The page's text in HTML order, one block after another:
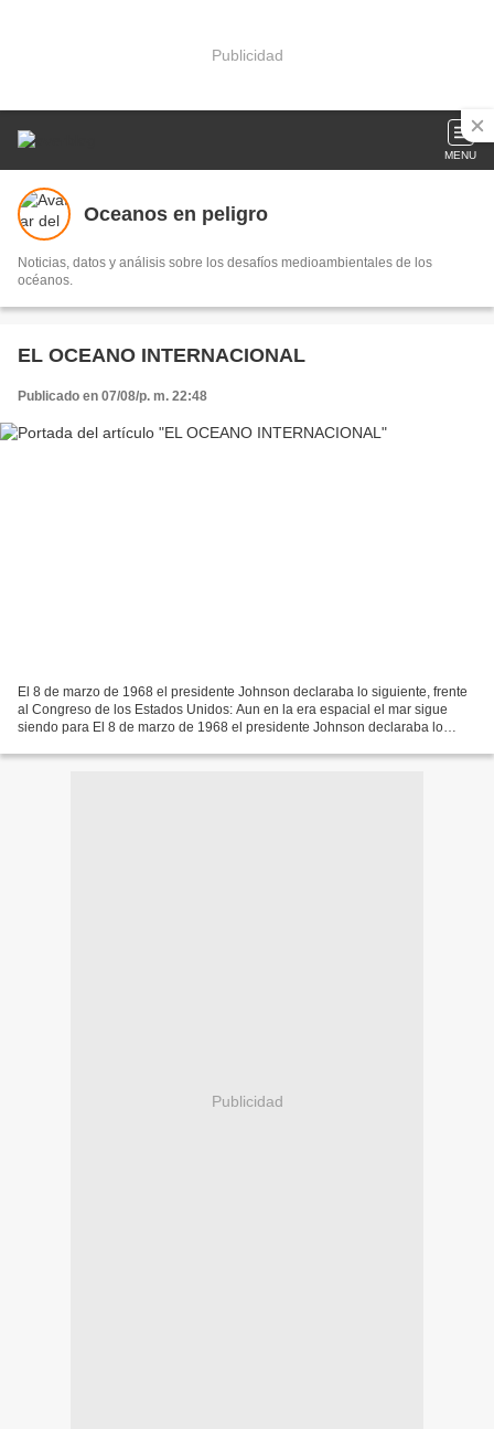
Publicidad
MENU
Oceanos en peligro
Noticias, datos y análisis sobre los desafíos medioambientales de los
océanos.
EL OCEANO INTERNACIONAL
Publicado en 07/08/p. m. 22:48
El 8 de marzo de 1968 el presidente Johnson declaraba lo siguiente, frente
al Congreso de los Estados Unidos: Aun en la era espacial el mar sigue
siendo para El 8 de marzo de 1968 el presidente Johnson declaraba lo
Publicidad